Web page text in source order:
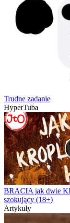
Trudne zadanie
HyperTuba
BRACIA jak dwie
szokujący (18+)
Artykuły